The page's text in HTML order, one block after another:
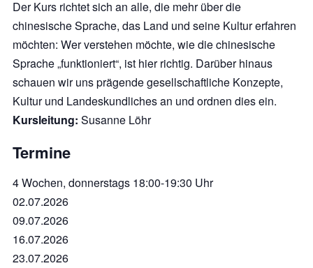
Der Kurs richtet sich an alle, die mehr über die
chinesische Sprache, das Land und seine Kultur erfahren
möchten: Wer verstehen möchte, wie die chinesische
Sprache „funktioniert“, ist hier richtig. Darüber hinaus
schauen wir uns prägende gesellschaftliche Konzepte,
Kultur und Landeskundliches an und ordnen dies ein.
Kursleitung: Susanne Löhr
Termine
4 Wochen, donnerstags 18:00-19:30 Uhr
02.07.2026
09.07.2026
16.07.2026
23.07.2026